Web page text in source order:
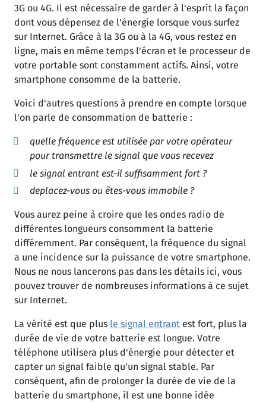
3G ou 4G. Il est nécessaire de garder à l'esprit la façon
dont vous dépensez de l'énergie lorsque vous surfez
sur Internet. Grâce à la 3G ou à la 4G, vous restez en
ligne, mais en même temps l'écran et le processeur de
votre portable sont constamment actifs. Ainsi, votre
smartphone consomme de la batterie.
Voici d'autres questions à prendre en compte lorsque
l'on parle de consommation de batterie :
quelle fréquence est utilisée par votre opérateur
pour transmettre le signal que vous recevez
le signal entrant est-il suffisamment fort ?
deplacez-vous ou êtes-vous immobile ?
Vous aurez peine à croire que les ondes radio de
différentes longueurs consomment la batterie
différemment. Par conséquent, la fréquence du signal
a une incidence sur la puissance de votre smartphone.
Nous ne nous lancerons pas dans les détails ici, vous
pouvez trouver de nombreuses informations à ce sujet
sur Internet.
La vérité est que plus le signal entrant est fort, plus la
durée de vie de votre batterie est longue. Votre
téléphone utilisera plus d'énergie pour détecter et
capter un signal faible qu'un signal stable. Par
conséquent, afin de prolonger la durée de vie de la
batterie du smartphone, il est une bonne idée